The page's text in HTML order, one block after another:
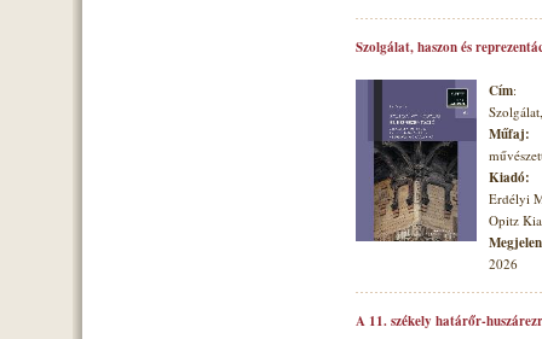
Szolgálat, haszon és
Cím:
Műfaj:
Kiadó:
Erdélyi
Opitz
2026
A 11. székely határőr-